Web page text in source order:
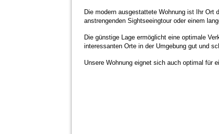
Die modern ausgestattete Wohnung ist Ihr Ort
anstrengenden Sightseeingtour oder einem
Die günstige Lage ermöglicht eine optimale
interessanten Orte in der Umgebung gut und
Unsere Wohnung eignet sich auch optimal für